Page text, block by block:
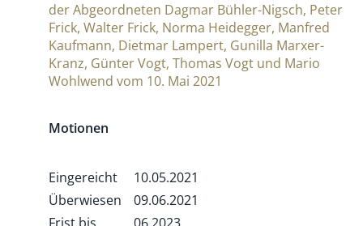
der Abgeordneten Dagmar Bühler-Nigsch, Peter
Frick, Walter Frick, Norma Heidegger, Manfred
Kaufmann, Dietmar Lampert, Gunilla Marxer-
Kranz, Günter Vogt, Thomas Vogt und Mario
Wohlwend vom 10. Mai 2021
Motionen
Eingereicht
10.05.2021
Überwiesen
09.06.2021